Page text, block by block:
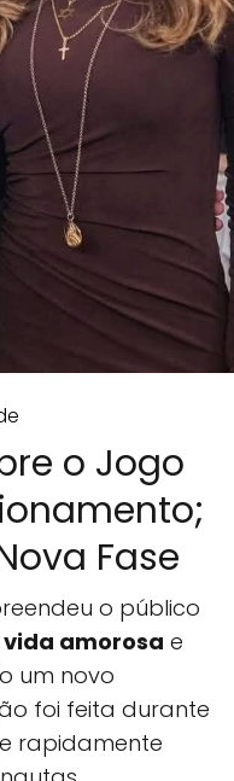
o Jogo
Fase
o público
amorosa e
um novo
foi feita durante
rapidamente